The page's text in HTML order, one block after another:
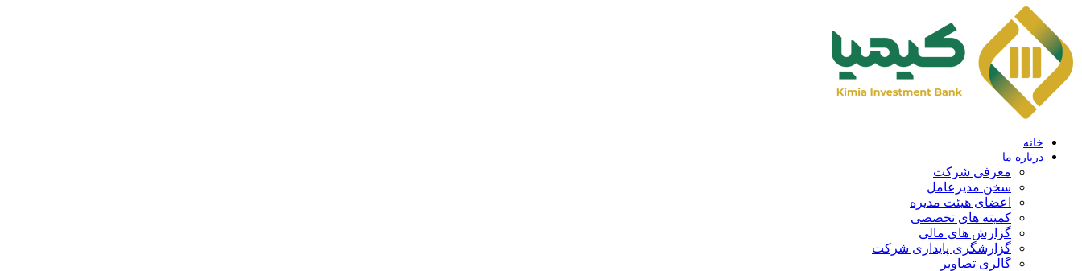
خانه
درباره ما
معرفی شرکت
سخن مدیرعامل
اعضای هیئت مدیره
کمیته های تخصصی
گزارش های مالی
گزارشگری پایداری شرکت
گالری تصاویر